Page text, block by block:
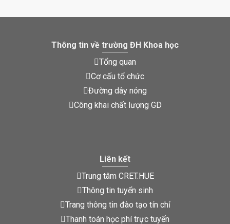
Thông tin về trường ĐH Khoa học
Tổng quan
Cơ cấu tổ chức
Đường dây nóng
Công khai chất lượng GD
Liên kết
Trung tâm CRET.HUE
Thông tin tuyển sinh
Trang thông tin đào tạo tín chỉ
Thanh toán học phí trực tuyến